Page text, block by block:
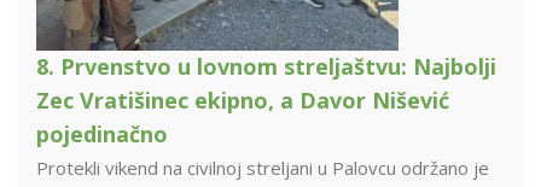
8. Prvenstvo u lovnom streljaštvu: Najbolji
Zec Vratišinec ekipno, a Davor Nišević
pojedinačno
Protekli vikend na civilnoj streljani u Palovcu održano je